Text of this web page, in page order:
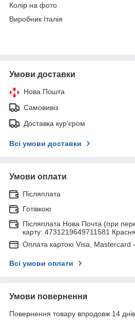
Колір на фото
Виробник Італія
Умови доставки
Нова Пошта
Самовивіз
Доставка кур'єром
Всі умови доставки
Умови оплати
Післяплата
Готівкою
Післяплата Нова Почта (при
карту: 4731219649711581
Оплата картою Visa, Mastercard
Всі умови оплати
Умови повернення
Повернення товару впродовж 14